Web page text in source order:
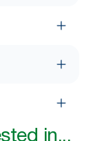
in...